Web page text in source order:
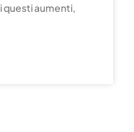
questi aumenti,